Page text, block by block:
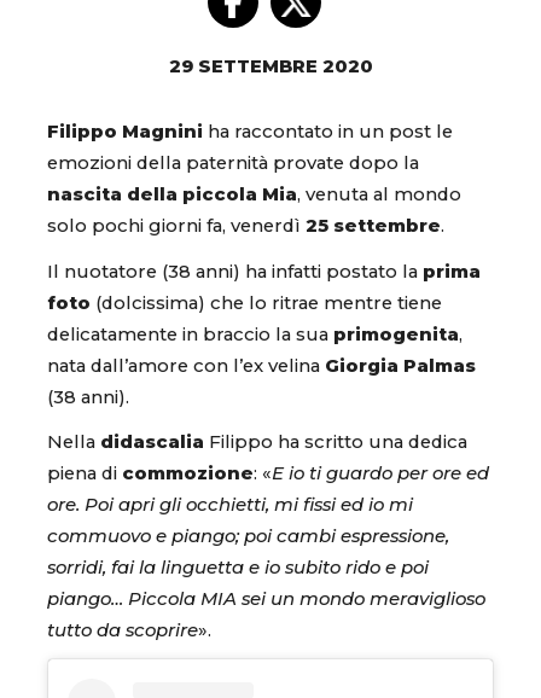
29 SETTEMBRE 2020
Filippo Magnini ha raccontato in un post le
emozioni della paternità provate dopo la
nascita della piccola Mia, venuta al mondo
solo pochi giorni fa, venerdì 25 settembre.
Il nuotatore (38 anni) ha infatti postato la prima
foto (dolcissima) che lo ritrae mentre tiene
delicatamente in braccio la sua primogenita,
nata dall’amore con l’ex velina Giorgia Palmas
(38 anni).
Nella didascalia Filippo ha scritto una dedica
piena di commozione: «E io ti guardo per ore ed
ore. Poi apri gli occhietti, mi fissi ed io mi
commuovo e piango; poi cambi espressione,
sorridi, fai la linguetta e io subito rido e poi
piango… Piccola MIA sei un mondo meraviglioso
tutto da scoprire».